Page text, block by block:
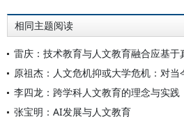
相同主题阅读
雷庆：技术教育与人文教育融合应基于
李四龙：跨学科人文教育的理念与实践
张宝明：AI发展与人文教育